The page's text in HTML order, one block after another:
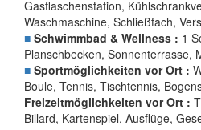
Gasflaschenstation,
Waschmaschine, Schließfach,
■ Schwimmbad & Wellness : 1
Planschbecken, Sonnenterrasse,
■ Sportmöglichkeiten vor Ort :
Boule, Tennis, Tischtennis,
Freizeitmöglichkeiten vor Ort :
Billard, Kartenspiel, Ausflüge,